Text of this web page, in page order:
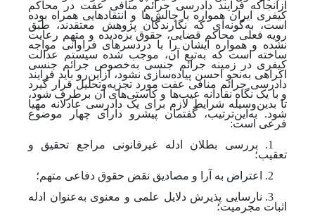
ازآنجاکه فرایند دادرسی جرائم منافی عفت در محاکم
کیفری ایران همواره با چالش‌ها و انتقادهایی همراه بوده
است، به‌گونه‌ای که نگارندگان پژوهش معتقدند، طبق
رویه فعلی محاکم قضایی، حقوق بزه‌دیده و متهم رعایت
نشده و همواره ایشان را با دردسرهای فراوانی مواجه
ساخته‌ است که به‌تبع آن، موجب شده‌ سیستم عدالت
کیفری در زمینه جرائم جنسی به‌خصوص جرائم جنسی
اکراهی بهنحو احسن پیاده‌سازی نشود، ازاین‌رو باید فرایند
دادرسی جرائم منافی عفت مورد تجزیه‌وتحلیل قرار گیرد
و با یک نگاه نقادانه عیب‌ها و کاستی‌های آن برطرف شود،
تا بدین‌وسیله شرایط لازم برای یک دادرسی عادلانه مهیا
شود. به‌این‌ترتیب، گفتمان پیشرو دارای چهار موضوع
فرعی است:
1.
بررسی بطلان ادله غیرقانونی مراجع تحقیق و
تعقیب؛
2.
اعتراض به آرا و مصادیق نقض حقوق دفاعی متهم؛
3. نارسایی پذیرش دلایل علمی و معنوی به‌عنوان ادله
اثبات مجرمیت؛